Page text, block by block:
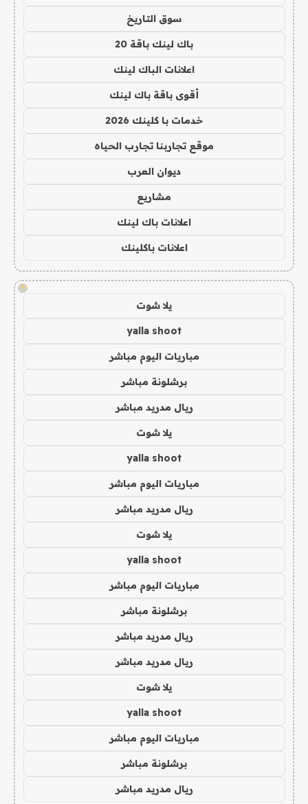
سوق التاريخ
باك لينك باقة 20
اعلانات الباك لينك
أقوى باقة باك لينك
خدمات با كلينك 2026
موقع تجاربنا تجارب الحياه
ديوان العرب
مشاريع
اعلانات باك لينك
اعلانات باكلينك
!
يلا شوت
yalla shoot
مباريات اليوم مباشر
برشلونة مباشر
ريال مدريد مباشر
يلا شوت
yalla shoot
مباريات اليوم مباشر
ريال مدريد مباشر
يلا شوت
yalla shoot
مباريات اليوم مباشر
برشلونة مباشر
ريال مدريد مباشر
ريال مدريد مباشر
يلا شوت
yalla shoot
مباريات اليوم مباشر
برشلونة مباشر
ريال مدريد مباشر